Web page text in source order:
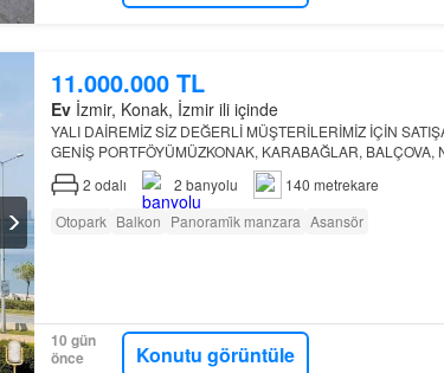
11.000.000 TL
Evİzmir, Konak, İzmir ili içinde
YALI DAİREMİZ SİZ DEĞERLİ MÜŞTERİLERİMİZ İÇİN
GENİŞ PORTFÖYÜMÜZ​KONAK, KARABAĞLAR, BALÇOVA,
GÜZELBAHÇE, URLA VE
BUCAKonak satılık
alanı ve merkezi…
2 odalı 2 banyolu
140 metrekare
Otopark Balkon Panorami̇k manzara Asansör
10 gün
önce
Konutu görüntüle